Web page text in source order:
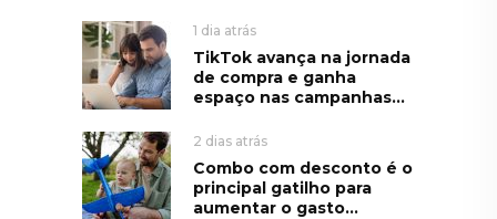
1 dia atrás
TikTok avança na jornada
de compra e ganha
espaço nas campanhas...
2 dias atrás
Combo com desconto é o
principal gatilho para
aumentar o gasto...